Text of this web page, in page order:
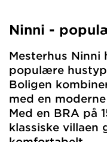
Ninni -
Mesterhus
populære
Boligen
med en
Med en BRA på
klassiske villaen